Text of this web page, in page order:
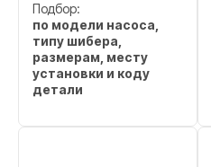
Подбор:
по модели насоса,
типу шибера,
размерам, месту
установки и коду
детали